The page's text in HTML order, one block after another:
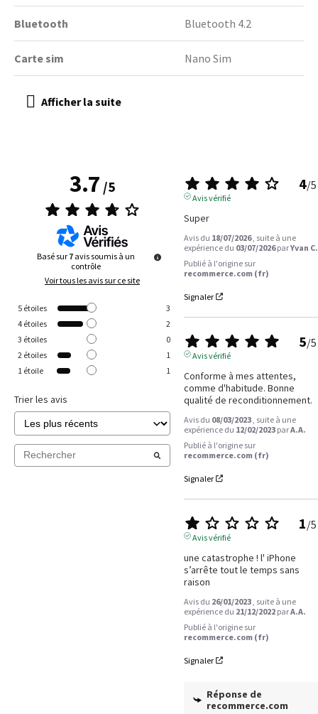
Bluetooth Bluetooth 4.2
Carte sim Nano Sim
3.7/5
Basé sur 7 avis soumis à un
contrôle
Voir tous les avis sur ce site
5 étoiles
3
4 étoiles
2
3 étoiles
0
2 étoiles
1
1 étoile 1
Trier les avis
4/5
Avis vérifié
Super
Avis du 18/07/2026 , suite à une
expérience du 03/07/2026 parYvan C.
Publié à l'origine sur
recommerce.com (fr)
Signaler
5/5
Avis vérifié
Conforme à mes attentes,
comme d'habitude. Bonne
qualité de reconditionnement.
Avis du 08/03/2023 , suite à une
expérience du 12/02/2023 parA.A.
Publié à l'origine sur
recommerce.com (fr)
Signaler
1/5
Avis vérifié
une catastrophe ! l' iPhone
s’arrête tout le temps sans
raison
Avis du 26/01/2023 , suite à une
expérience du 21/12/2022 parA.A.
Publié à l'origine sur
recommerce.com (fr)
Signaler
Réponse de
recommerce.com